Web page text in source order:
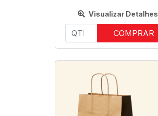
Visualizar Detalhes
COMPRAR